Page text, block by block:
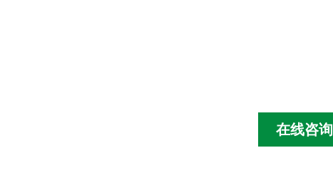
在线咨询